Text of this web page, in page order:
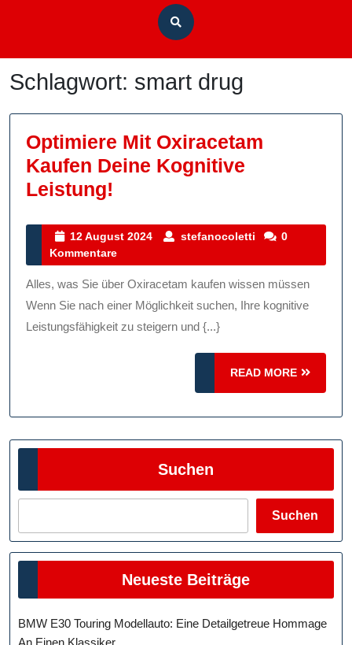
Schlagwort: smart drug
Optimiere Mit Oxiracetam
Kaufen Deine Kognitive
Leistung!
Oxiracetam
Kaufen
Deine
Kognitive
Leistung!
12 August 2024
12
2024
stefanocoletti stefanocoletti
0
Kommentare
Alles, was Sie über Oxiracetam kaufen wissen müssen
Wenn Sie nach einer Möglichkeit suchen, Ihre kognitive
Leistungsfähigkeit zu steigern und {...}
READ MORE
READ
MORE
Suchen
Suchen
Neueste Beiträge
BMW E30 Touring Modellauto: Eine Detailgetreue Hommage
An Einen Klassiker